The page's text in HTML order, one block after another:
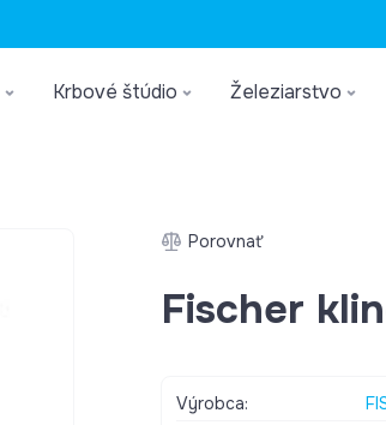
Krbové štúdio Železiarstvo
Porovnať
Fischer
Výrobca: